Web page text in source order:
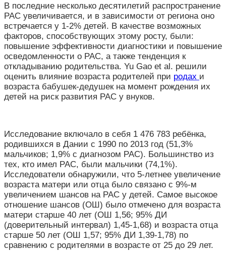
В последние несколько десятилетий распространение
РАС увеличивается, и в зависимости от региона оно
встречается у 1-2% детей. В качестве возможных
факторов, способствующих этому росту, были:
повышение эффективности диагностики и повышение
осведомленности о РАС, а также тенденция к
откладыванию родительства. Yu Gao et al. решили
оценить влияние возраста родителей при родах и
возраста бабушек-дедушек на момент рождения их
детей на риск развития РАС у внуков.
Исследование включало в себя 1 476 783 ребёнка,
родившихся в Дании с 1990 по 2013 год (51,3%
мальчиков; 1,9% с диагнозом РАС). Большинство из
тех, кто имел РАС, были мальчики (74,1%).
Исследователи обнаружили, что 5-летнее увеличение
возраста матери или отца было связано с 9%-м
увеличением шансов на РАС у детей. Самое высокое
отношение шансов (ОШ) было отмечено для возраста
матери старше 40 лет (ОШ 1,56; 95% ДИ
(доверительный интервал) 1,45-1,68) и возраста отца
старше 50 лет (ОШ 1,57; 95% ДИ 1,39-1,78) по
сравнению с родителями в возрасте от 25 до 29 лет.